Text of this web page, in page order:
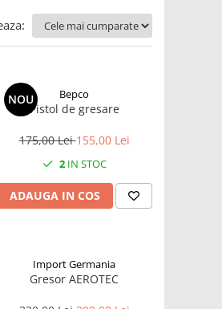
NOU Bepco
Pistol de gresare
175,00 Lei155,00 Lei
2IN STOC
ADAUGA IN COS
Import Germania
Gresor AEROTEC